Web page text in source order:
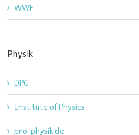
WWF
Physik
DPG
Institute of Physics
pro-physik.de